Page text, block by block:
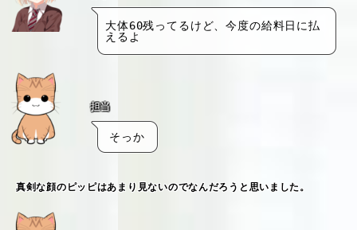
大体60残ってるけど、今度の給料日に払
えるよ
担当
そっか
真剣な顔のピッピはあまり見ないのでなんだろうと思いました。